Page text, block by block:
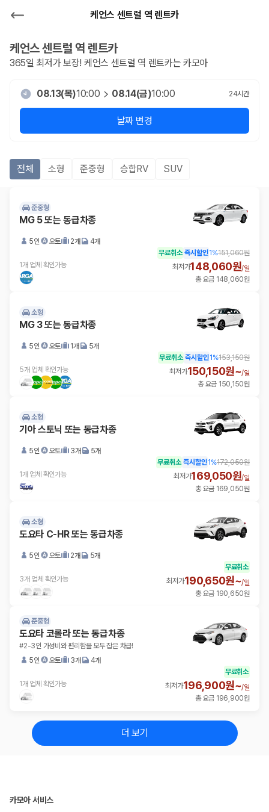
케언스 센트럴 역 렌트카
케언스 센트럴 역 렌트카
365일 최저가 보장! 케언스 센트럴 역 렌트카는 카모아
08.13(목)10:00 08.14(금)10:00 24시간
날짜 변경
전체 소형 준중형 승합RV SUV
준중형
MG 5 또는 동급차종
5인 오토 2개 4개
1개 업체 확인가능
무료취소 즉시할인1 %151,060원
최저가148,060원/일
총 요금 148,060원
소형
MG 3 또는 동급차종
5인 오토 1개 5개
5개 업체 확인가능
무료취소 즉시할인1 %153,150원
최저가150,150원~/일
총 요금 150,150원
소형
기아 스토닉 또는 동급차종
5인 오토 3개 5개
1개 업체 확인가능
무료취소 즉시할인1 %172,050원
최저가169,050원/일
총 요금 169,050원
소형
도요타 C-HR 또는 동급차종
5인 오토 2개 5개
3개 업체 확인가능
무료취소
최저가190,650원~/일
총 요금 190,650원
준중형
도요타 코롤라 또는 동급차종
#2-3인 가성비와 편리함을 모두 잡은 차급!
5인
오토 3개 4개
1개 업체 확인가능
무료취소
최저가196,900원~/일
총 요금 196,900원
더 보기
카모아 서비스